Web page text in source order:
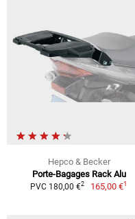
Hepco & Becker
Porte-Bagages Rack Alu
PVC 180,00 €2 165,00 €1